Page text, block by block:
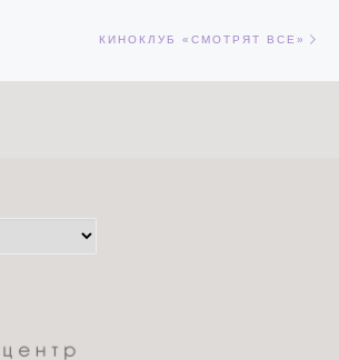
КИНОКЛУБ «СМОТРЯТ ВСЕ»